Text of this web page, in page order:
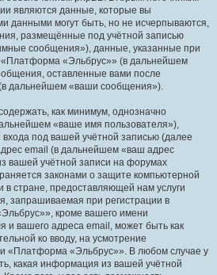
являются данные, которые вы
данными могут быть, но не исчерпываются,
размещённые под учётной записью
сообщения»), данные, указанные при
«Платформа «Эльбрус»» (в дальнейшем
оставленные вами после
дальнейшем «ваши сообщения»).
как минимум, однозначно
«ваше имя пользователя»),
под вашей учётной записью (далее
email (в дальнейшем «ваш адрес
вашей учётной записи на форумах
законами о защите компьютерной
стране, предоставляющей нам услуги
запрашиваемая при регистрации в
кроме вашего имени
и вашего адреса email, может быть как
ко вводу, на усмотрение
«Платформа «Эльбрус»». В любом случае у
какая информация из вашей учётной